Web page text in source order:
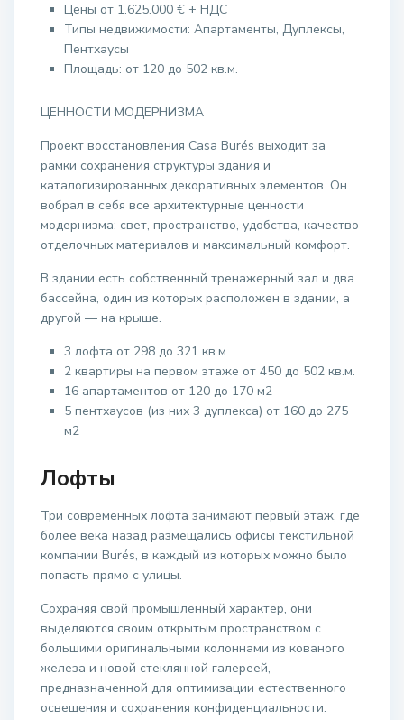
Цены от 1.625.000 € + НДС
Типы недвижимости: Апартаменты, Дуплексы,
Пентхаусы
Площадь: от 120 до 502 кв.м.
ЦЕННОСТИ МОДЕРНИЗМА
Проект восстановления Casa Burés выходит за
рамки сохранения структуры здания и
каталогизированных декоративных элементов. Он
вобрал в себя все архитектурные ценности
модернизма: свет, пространство, удобства, качество
отделочных материалов и максимальный комфорт.
В здании есть собственный тренажерный зал и два
бассейна, один из которых расположен в здании, а
другой — на крыше.
3 лофта от 298 до 321 кв.м.
2 квартиры на первом этаже от 450 до 502 кв.м.
16 апартаментов от 120 до 170 м2
5 пентхаусов (из них 3 дуплекса) от 160 до 275
м2
Лофты
Три современных лофта занимают первый этаж, где
более века назад размещались офисы текстильной
компании Burés, в каждый из которых можно было
попасть прямо с улицы.
Сохраняя свой промышленный характер, они
выделяются своим открытым пространством с
большими оригинальными колоннами из кованого
железа и новой стеклянной галереей,
предназначенной для оптимизации естественного
освещения и сохранения конфиденциальности.